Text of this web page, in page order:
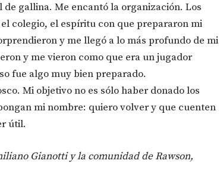
de gallina. Me encantó la organización. Los
colegio, el espíritu con que prepararon mi
y me llegó a lo más profundo de mi
y me vieron como que era un jugador
fue algo muy bien preparado.
Mi objetivo no es sólo haber donado los
mi nombre: quiero volver y que cuenten
útil.
Gianotti y la comunidad de Rawson,